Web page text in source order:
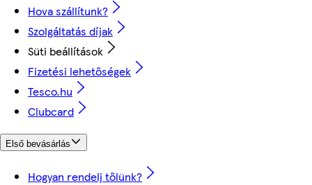
Hova szállítunk?
Szolgáltatás díjak
Süti beállítások
Fizetési lehetőségek
Tesco.hu
Clubcard
Első bevásárlás
Hogyan rendelj tőlünk?